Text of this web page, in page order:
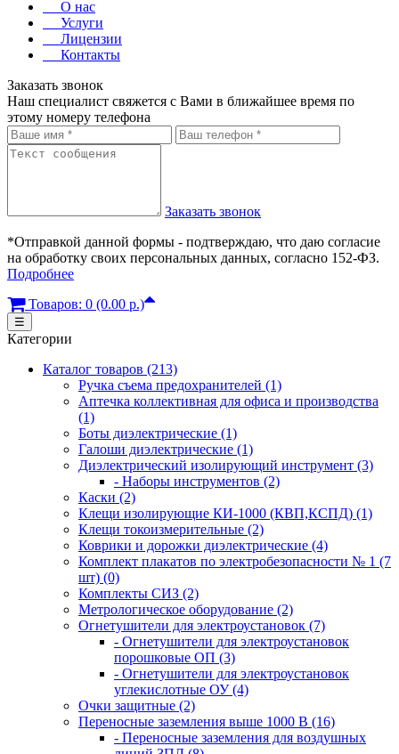
О нас
Услуги
Лицензии
Контакты
Заказать звонок
Наш специалист свяжется с Вами в ближайшее время по
этому номеру телефона
Заказать звонок
*Отправкой данной формы - подтверждаю, что даю согласие
на обработку своих персональных данных, согласно 152-ФЗ.
Подробнее
Товаров: 0 (0.00 р.)
☰
Категории
Каталог товаров (213)
Ручка съема предохранителей (1)
Аптечка коллективная для офиса и производства
(1)
Боты диэлектрические (1)
Галоши диэлектрические (1)
Диэлектрический изолирующий инструмент (3)
- Наборы инструментов (2)
Каски (2)
Клещи изолирующие КИ-1000 (КВП,КСПД) (1)
Клещи токоизмерительные (2)
Коврики и дорожки диэлектрические (4)
Комплект плакатов по электробезопасности № 1 (7
шт) (0)
Комплекты СИЗ (2)
Метрологическое оборудование (2)
Огнетушители для электроустановок (7)
- Огнетушители для электроустановок
порошковые ОП (3)
- Огнетушители для электроустановок
углекислотные ОУ (4)
Очки защитные (2)
Переносные заземления выше 1000 В (16)
- Переносные заземления для воздушных